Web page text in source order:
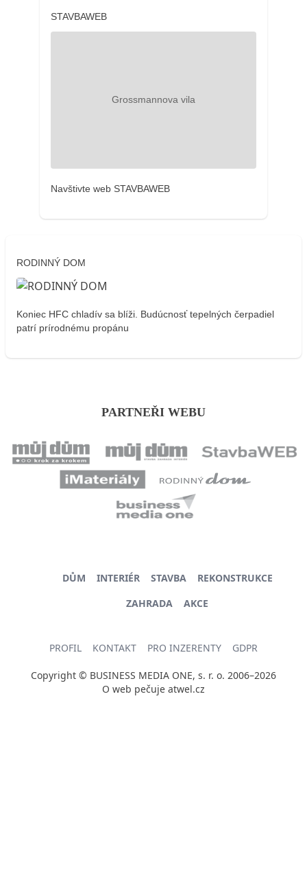
STAVBAWEB
Navštivte web STAVBAWEB
RODINNÝ DOM
Koniec HFC chladív sa blíži. Budúcnosť tepelných čerpadiel
patrí prírodnému propánu
PARTNEŘI WEBU
DŮM INTERIÉR STAVBA
REKONSTRUKCE
ZAHRADA
AKCE
PROFIL KONTAKT PRO INZERENTY GDPR
Copyright © BUSINESS MEDIA ONE, s. r. o. 2006–2026